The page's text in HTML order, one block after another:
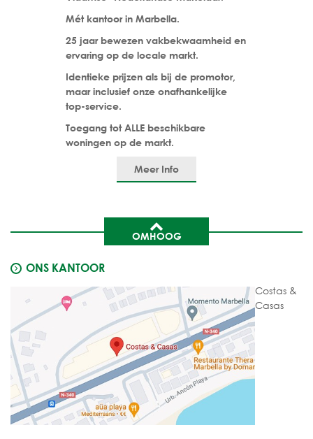
Mét kantoor in Marbella.
25 jaar bewezen vakbekwaamheid en
ervaring op de locale markt.
Identieke prijzen als bij de promotor,
maar inclusief onze onafhankelijke
top-service.
Toegang tot ALLE beschikbare
woningen op de markt.
Meer Info
OMHOOG
ONS KANTOOR
Costas &
Casas